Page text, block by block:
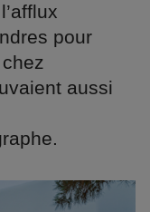
pour
aussi